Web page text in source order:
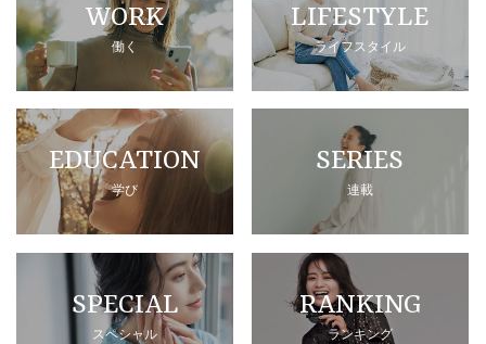
WORK
働く
LIFESTYLE
ライフスタイル
EDUCATION
学び
SERIES
連載
SPECIAL
スペシャル
RANKING
ランキング